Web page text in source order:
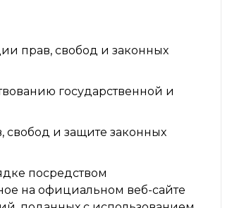
прав, свобод и законных
государственной и
и защите законных
посредством
на официальном веб-сайте